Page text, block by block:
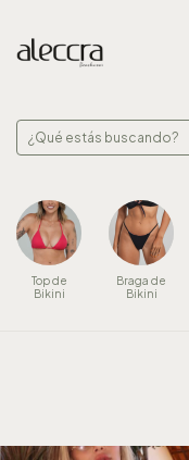
Top de
Bikini
Braga de
Bikini